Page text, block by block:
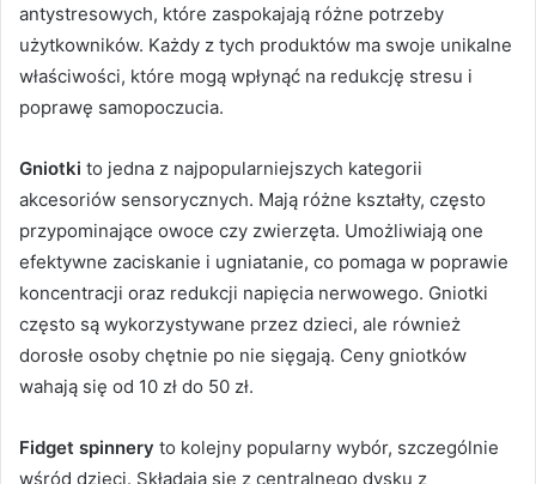
antystresowych, które zaspokajają różne potrzeby
użytkowników. Każdy z tych produktów ma swoje unikalne
właściwości, które mogą wpłynąć na redukcję stresu i
poprawę samopoczucia.
Gniotki to jedna z najpopularniejszych kategorii
akcesoriów sensorycznych. Mają różne kształty, często
przypominające owoce czy zwierzęta. Umożliwiają one
efektywne zaciskanie i ugniatanie, co pomaga w poprawie
koncentracji oraz redukcji napięcia nerwowego. Gniotki
często są wykorzystywane przez dzieci, ale również
dorosłe osoby chętnie po nie sięgają. Ceny gniotków
wahają się od 10 zł do 50 zł.
Fidget spinnery to kolejny popularny wybór, szczególnie
wśród dzieci. Składają się z centralnego dysku z